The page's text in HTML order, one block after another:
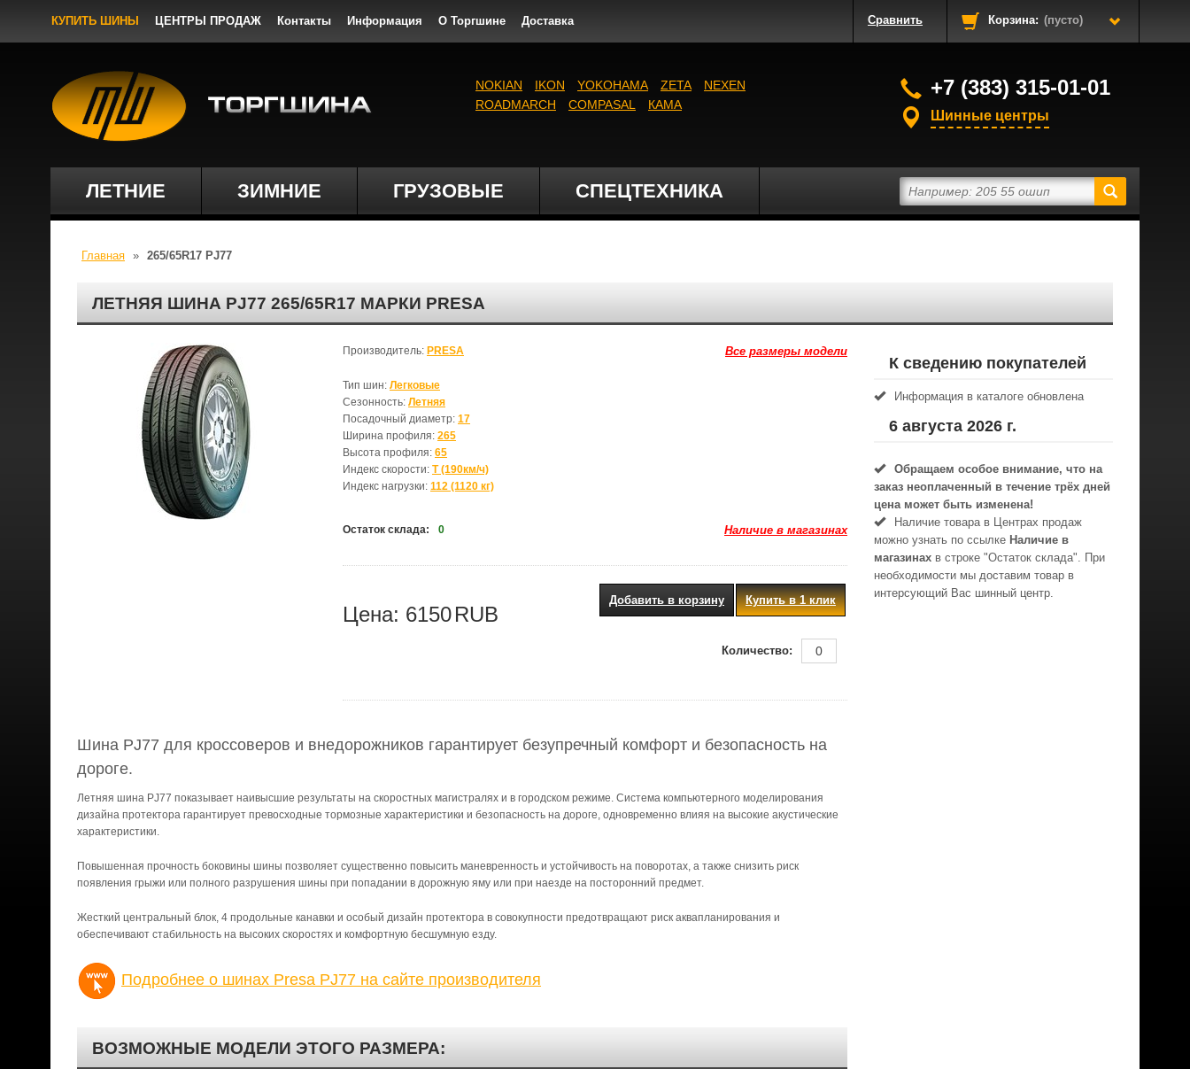
КУПИТЬ ШИНЫ ЦЕНТРЫ ПРОДАЖ Контакты Информация О Торгшине Доставка Сравнить Корзина: (пусто)
ЛЕТНИЕ ЗИМНИЕ ГРУЗОВЫЕ СПЕЦТЕХНИКА
NOKIAN IKON YOKOHAMA ZETA
NEXEN
ROADMARCH
COMPASAL КАМА
+7 (383) 315-01-01
Шинные центры
Главная » 265/65R17 PJ77
ЛЕТНЯЯ ШИНА PJ77 265/65R17 МАРКИ PRESA
Все размеры модели
Производитель: PRESA
Тип шин: Легковые
Сезонность: Летняя
Посадочный диаметр: 17
Ширина профиля: 265
Высота профиля: 65
Индекс скорости: T (190км/ч)
Индекс нагрузки: 112 (1120 кг)
Остаток склада: 0 Наличие в магазинах
Цена: 6150RUB
Купить в 1 клик
Добавить в корзину
Количество:
Шина PJ77 для кроссоверов и внедорожников гарантирует безупречный комфорт и безопасность на
дороге.
Летняя шина PJ77 показывает наивысшие результаты на скоростных магистралях и в городском режиме. Система компьютерного моделирования
дизайна протектора гарантирует превосходные тормозные характеристики и безопасность на дороге, одновременно влияя на высокие акустические
характеристики.
Повышенная прочность боковины шины позволяет существенно повысить маневренность и устойчивость на поворотах, а также снизить риск
появления грыжи или полного разрушения шины при попадании в дорожную яму или при наезде на посторонний предмет.
Жесткий центральный блок, 4 продольные канавки и особый дизайн протектора в совокупности предотвращают риск аквапланирования и
обеспечивают стабильность на высоких скоростях и комфортную бесшумную езду.
Подробнее о шинах Presa PJ77 на сайте производителя
ВОЗМОЖНЫЕ МОДЕЛИ ЭТОГО РАЗМЕРА:
К сведению покупателей
Информация в каталоге обновлена
6 августа 2026 г.
Обращаем особое внимание, что на
заказ неоплаченный в течениe трёх дней
цена может быть изменена!
Наличие товара в Центрах продаж
можно узнать по ссылке Наличие в
магазинах в строке "Остаток склада". При
необходимости мы доставим товар в
интерсующий Вас шинный центр.